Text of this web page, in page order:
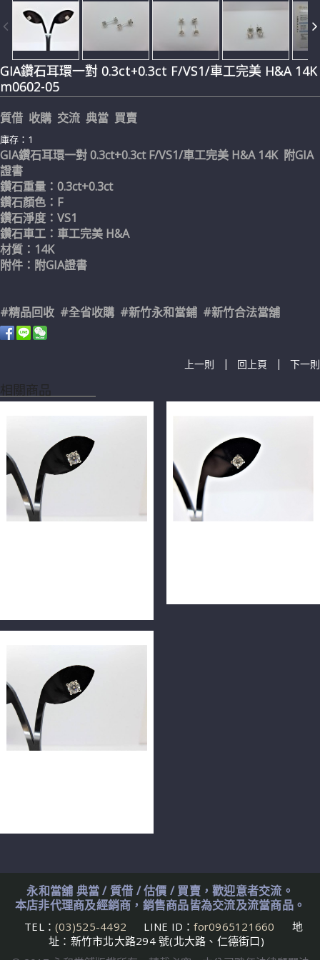
GIA鑽石耳環一對 0.3ct+0.3ct F/VS1/車工完美 H&A 14K
m0602-05
質借 收購 交流 典當 買賣
庫存：1
GIA鑽石耳環一對 0.3ct+0.3ct F/VS1/車工完美 H&A 14K 附GIA
證書
鑽石重量：0.3ct+0.3ct
鑽石顏色：F
鑽石淨度：VS1
鑽石車工：車工完美 H&A
材質：14K
附件：附GIA證書
#精品回收 #全省收購 #新竹永和當鋪 #新竹合法當舖
上一則 | 回上頁 | 下一則
相關商品
永和當舖 典當 / 質借 / 估價 / 買賣，歡迎意者交流。
本店非代理商及經銷商，銷售商品皆為交流及流當商品。
TEL： (03)525-4492 LINE ID：for0965121660
地
址：新竹市北大路294 號(北大路、仁德街口)